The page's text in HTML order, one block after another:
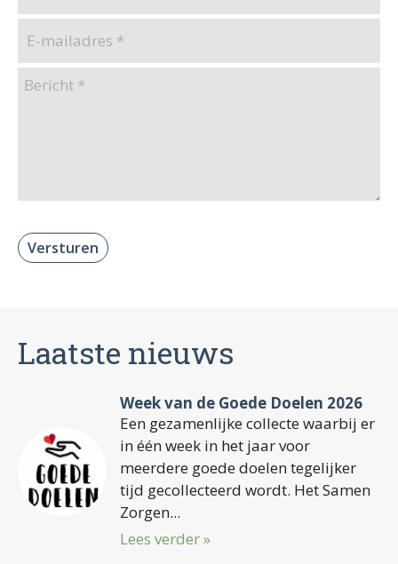
Laatste nieuws
Week van de Goede Doelen 2026
Een gezamenlijke collecte waarbij er
in één week in het jaar voor
meerdere goede doelen tegelijker
tijd gecollecteerd wordt. Het Samen
Zorgen...
Lees verder »